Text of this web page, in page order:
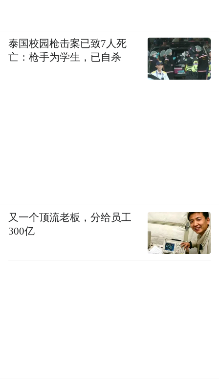
泰国校园枪击案已致7人死
亡：枪手为学生，已自杀
又一个顶流老板，分给员工
300亿